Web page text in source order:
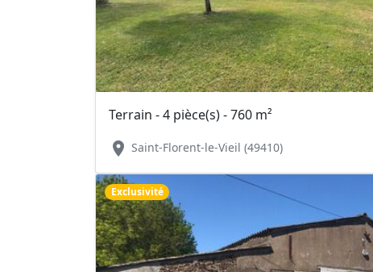
Terrain - 4 pièce(s) - 760 m²
location_on Saint-Florent-le-Vieil (49410)
Exclusivité